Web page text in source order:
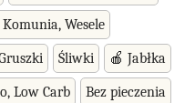
Wesele
Śliwki 🍎 Jabłka
Low Carb Bez pieczenia